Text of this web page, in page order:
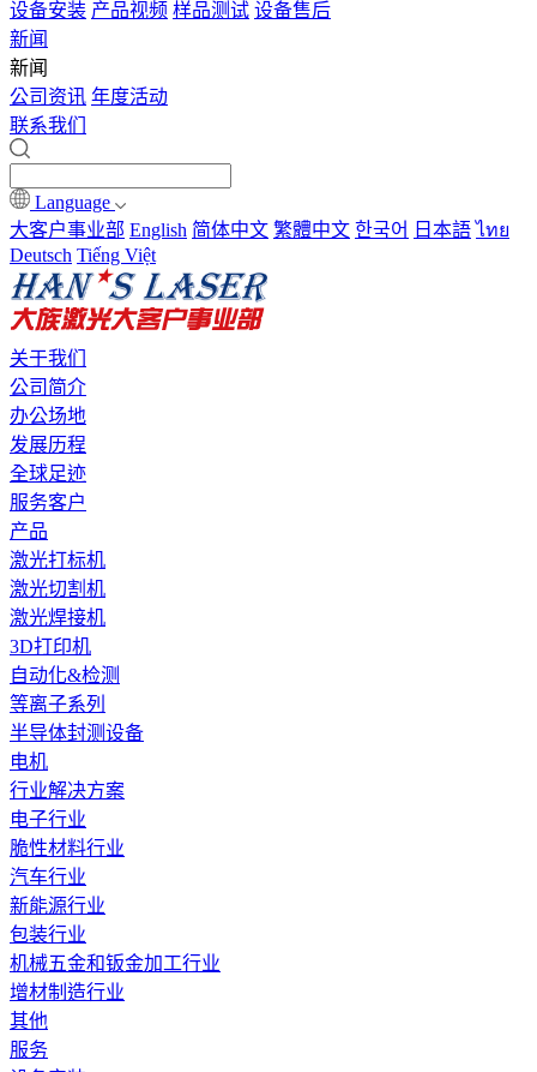
设备安装 产品视频 样品测试 设备售后
新闻
新闻
公司资讯 年度活动
联系我们
Language
大客户事业部 English 简体中文 繁體中文 한국어 日本語 ไทย
Deutsch Tiếng Việt
关于我们
公司简介
办公场地
发展历程
全球足迹
服务客户
产品
激光打标机
激光切割机
激光焊接机
3D打印机
自动化&检测
等离子系列
半导体封测设备
电机
行业解决方案
电子行业
脆性材料行业
汽车行业
新能源行业
包装行业
机械五金和钣金加工行业
增材制造行业
其他
服务